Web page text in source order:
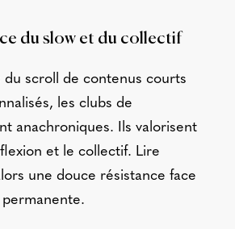
du slow et du collectif
du scroll de contenus courts
les clubs de
anachroniques. Ils valorisent
et le collectif. Lire
une douce résistance face
permanente.